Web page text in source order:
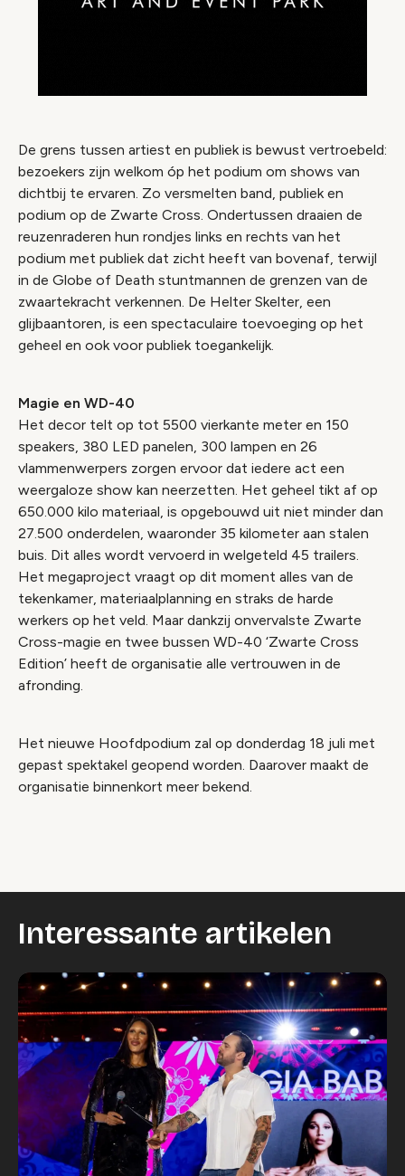
De grens tussen artiest en publiek is bewust vertroebeld:
bezoekers zijn welkom óp het podium om shows van
dichtbij te ervaren. Zo versmelten band, publiek en
podium op de Zwarte Cross. Ondertussen draaien de
reuzenraderen hun rondjes links en rechts van het
podium met publiek dat zicht heeft van bovenaf, terwijl
in de Globe of Death stuntmannen de grenzen van de
zwaartekracht verkennen. De Helter Skelter, een
glijbaantoren, is een spectaculaire toevoeging op het
geheel en ook voor publiek toegankelijk.
Magie en WD-40
Het decor telt op tot 5500 vierkante meter en 150
speakers, 380 LED panelen, 300 lampen en 26
vlammenwerpers zorgen ervoor dat iedere act een
weergaloze show kan neerzetten. Het geheel tikt af op
650.000 kilo materiaal, is opgebouwd uit niet minder dan
27.500 onderdelen, waaronder 35 kilometer aan stalen
buis. Dit alles wordt vervoerd in welgeteld 45 trailers.
Het megaproject vraagt op dit moment alles van de
tekenkamer, materiaalplanning en straks de harde
werkers op het veld. Maar dankzij onvervalste Zwarte
Cross-magie en twee bussen WD-40 ‘Zwarte Cross
Edition’ heeft de organisatie alle vertrouwen in de
afronding.
Het nieuwe Hoofdpodium zal op donderdag 18 juli met
gepast spektakel geopend worden. Daarover maakt de
organisatie binnenkort meer bekend.
Interessante artikelen